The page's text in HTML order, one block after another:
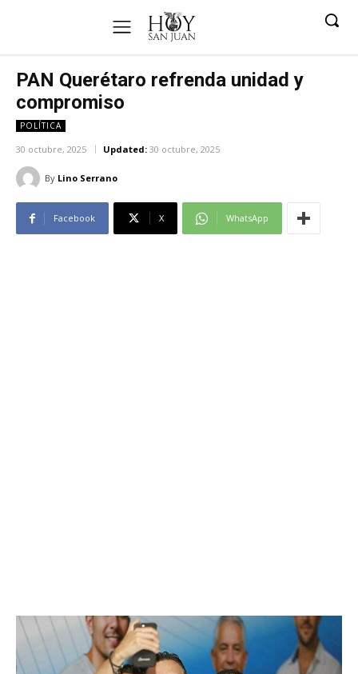
PAN Querétaro refrenda unidad y
compromiso
POLÍTICA
30 octubre, 2025 Updated: 30 octubre, 2025
By Lino Serrano
Facebook X WhatsApp